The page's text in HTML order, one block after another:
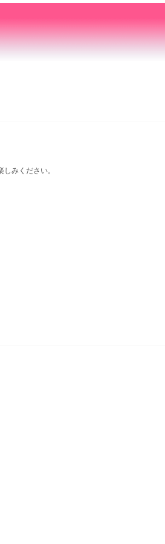
みください。